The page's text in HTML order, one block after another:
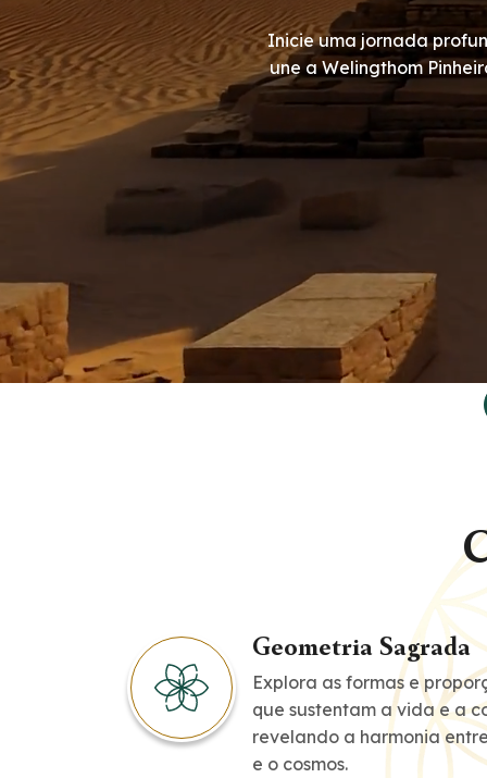
Inicie uma jornada
une a Welingthom
Geometria Sagrada
Explora as formas e
que sustentam a vida e a
revelando a harmonia
e o cosmos.